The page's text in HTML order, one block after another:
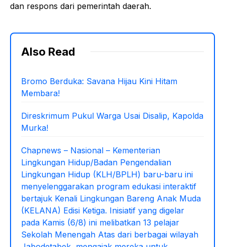
dan respons dari pemerintah daerah.
Also Read
Bromo Berduka: Savana Hijau Kini Hitam
Membara!
Direskrimum Pukul Warga Usai Disalip, Kapolda
Murka!
Chapnews – Nasional – Kementerian
Lingkungan Hidup/Badan Pengendalian
Lingkungan Hidup (KLH/BPLH) baru-baru ini
menyelenggarakan program edukasi interaktif
bertajuk Kenali Lingkungan Bareng Anak Muda
(KELANA) Edisi Ketiga. Inisiatif yang digelar
pada Kamis (6/8) ini melibatkan 13 pelajar
Sekolah Menengah Atas dari berbagai wilayah